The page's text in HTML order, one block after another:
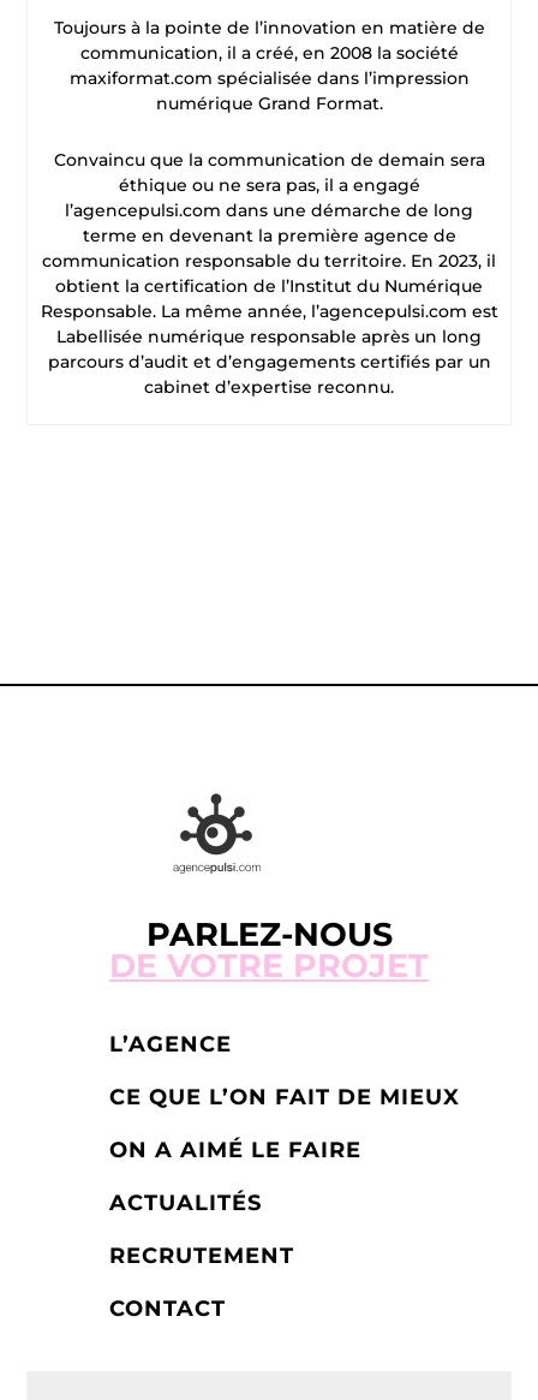
Toujours à la pointe de l’innovation en matière de
communication, il a créé, en 2008 la société
maxiformat.com spécialisée dans l’impression
numérique Grand Format.
Convaincu que la communication de demain sera
éthique ou ne sera pas, il a engagé
l’agencepulsi.com dans une démarche de long
terme en devenant la première agence de
communication responsable du territoire. En 2023, il
obtient la certification de l’Institut du Numérique
Responsable. La même année, l’agencepulsi.com est
Labellisée numérique responsable après un long
parcours d’audit et d’engagements certifiés par un
cabinet d’expertise reconnu.
PARLEZ-NOUS
DE VOTRE PROJET
L’AGENCE
CE QUE L’ON FAIT DE MIEUX
ON A AIMÉ LE FAIRE
ACTUALITÉS
RECRUTEMENT
CONTACT